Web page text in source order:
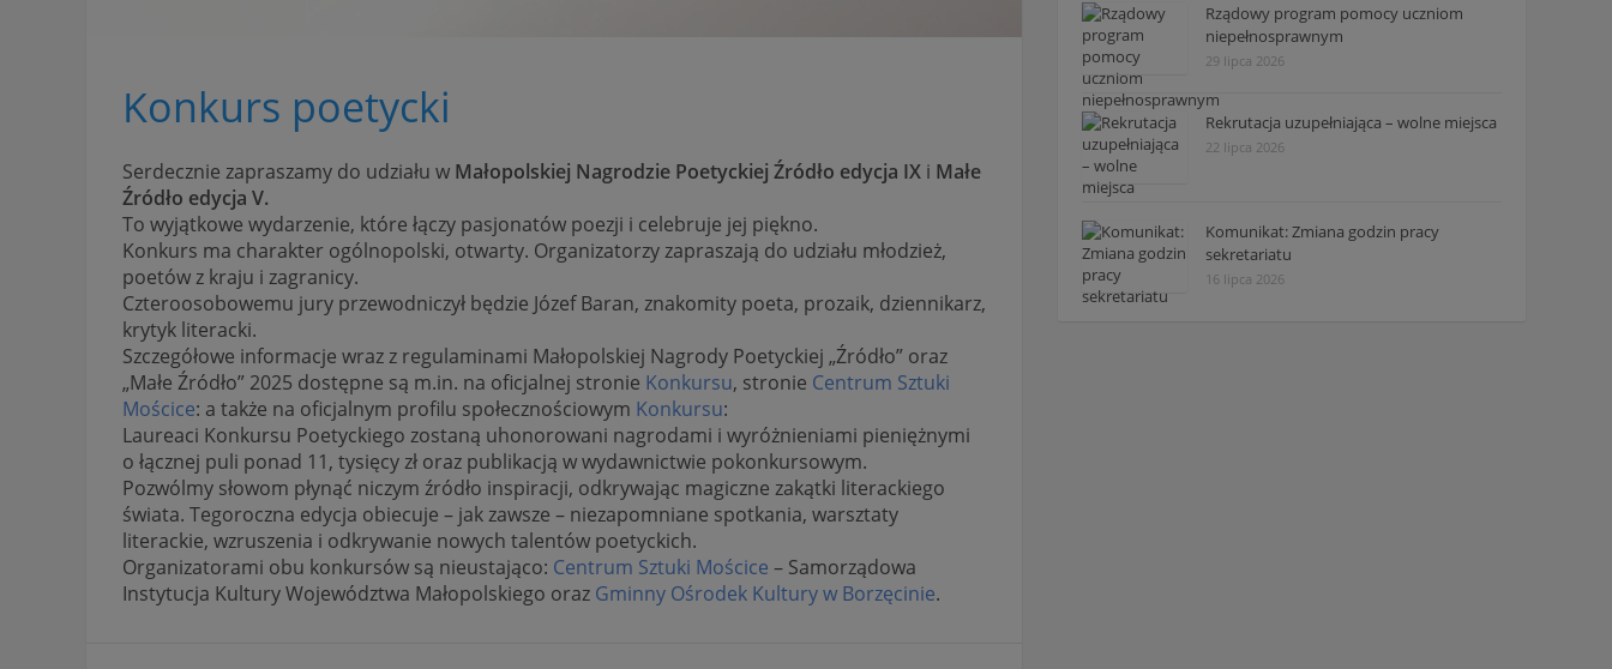
Konkurs poetycki
Serdecznie zapraszamy do udziału w Małopolskiej Nagrodzie Poetyckiej Źródło edycja IX i Małe
Źródło edycja V.
To wyjątkowe wydarzenie, które łączy pasjonatów poezji i celebruje jej piękno.
Konkurs ma charakter ogólnopolski, otwarty. Organizatorzy zapraszają do udziału młodzież,
poetów z kraju i zagranicy.
Czteroosobowemu jury przewodniczył będzie Józef Baran, znakomity poeta, prozaik, dziennikarz,
krytyk literacki.
Szczegółowe informacje wraz z regulaminami Małopolskiej Nagrody Poetyckiej „Źródło” oraz
„Małe Źródło” 2025 dostępne są m.in. na oficjalnej stronie Konkursu, stronie Centrum Sztuki
Mościce: a także na oficjalnym profilu społecznościowym Konkursu:
Laureaci Konkursu Poetyckiego zostaną uhonorowani nagrodami i wyróżnieniami pieniężnymi
o łącznej puli ponad 11, tysięcy zł oraz publikacją w wydawnictwie pokonkursowym.
Pozwólmy słowom płynąć niczym źródło inspiracji, odkrywając magiczne zakątki literackiego
świata. Tegoroczna edycja obiecuje – jak zawsze – niezapomniane spotkania, warsztaty
literackie, wzruszenia i odkrywanie nowych talentów poetyckich.
Organizatorami obu konkursów są nieustająco: Centrum Sztuki Mościce – Samorządowa
Instytucja Kultury Województwa Małopolskiego oraz Gminny Ośrodek Kultury w Borzęcinie.
Rządowy program pomocy uczniom
niepełnosprawnym
29 lipca 2026
Rekrutacja uzupełniająca – wolne miejsca
22 lipca 2026
Komunikat: Zmiana godzin pracy
sekretariatu
16 lipca 2026